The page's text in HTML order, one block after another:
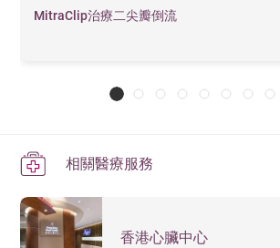
MitraClip治療二尖瓣倒流
相關醫療服務
香港心臟中心